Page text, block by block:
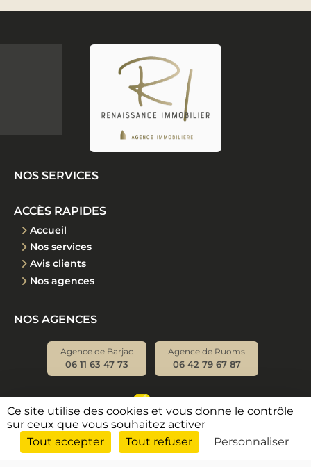
NOS SERVICES
ACCÈS RAPIDES
Accueil
Nos services
Avis clients
Nos agences
NOS AGENCES
Agence de Barjac
06 11 63 47 73
Agence de Ruoms
06 42 79 67 87
© 2026 Renaissance Immobilier •Mentions légales •Nos
Ce site utilise des cookies et vous donne le contrôle
sur ceux que vous souhaitez activer
Tout accepter
Tout refuser Personnaliser